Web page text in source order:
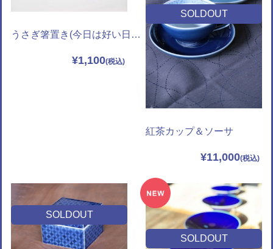
うさぎ箸置き(今日は好い日・月が綺麗・夢を見てる）
¥1,100
SOLDOUT
紅茶カップ＆ソーサ
¥11,000
SOLDOUT
SOLDOUT